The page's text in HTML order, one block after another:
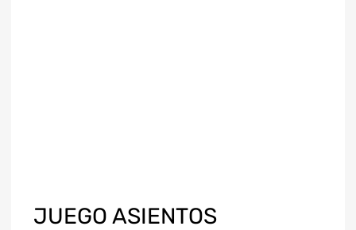
JUEGO ASIENTOS